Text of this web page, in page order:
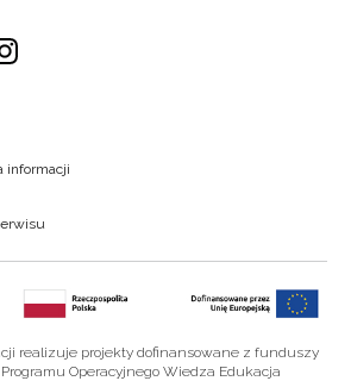
informacji
realizuje projekty dofinansowane z funduszy
Operacyjnego Wiedza Edukacja